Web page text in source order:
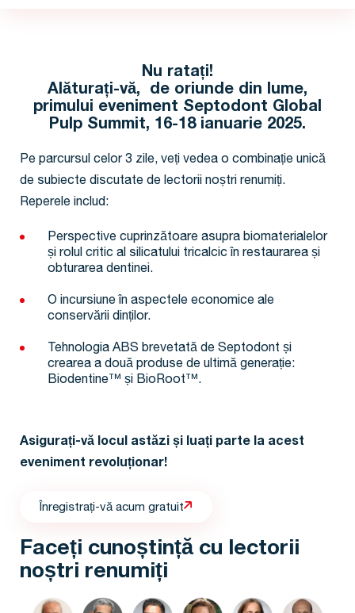
Nu ratați!
Alăturați-vă, de oriunde din lume,
primului eveniment Septodont Global
Pulp Summit, 16-18 ianuarie 2025.
Pe parcursul celor 3 zile, veți vedea o combinație unică
de subiecte discutate de lectorii noștri renumiți.
Reperele includ:
Perspective cuprinzătoare asupra biomaterialelor
și rolul critic al silicatului tricalcic în restaurarea și
obturarea dentinei.
O incursiune în aspectele economice ale
conservării dinților.
Tehnologia ABS brevetată de Septodont și
crearea a două produse de ultimă generație:
Biodentine™ și BioRoot™.
Asigurați-vă locul astăzi și luați parte la acest
eveniment revoluționar!
Înregistrați-vă acum gratuit
Faceți cunoștință cu lectorii
noștri renumiți